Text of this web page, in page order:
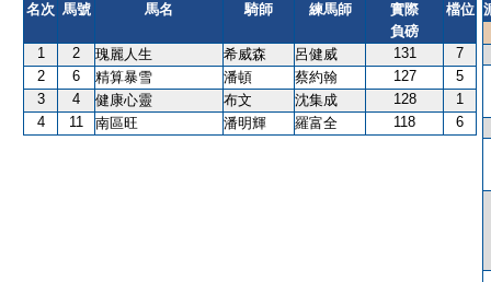
名次 馬號 馬名 騎師 練馬師
實際
負磅
檔位
1 2 瑰麗人生 希威森 呂健威 131
7
2
6 精算暴雪 潘頓 蔡約翰 127
5
3
4 健康心靈 布文 沈集成 128
1
4
11 南區旺 潘明輝 羅富全 118 6